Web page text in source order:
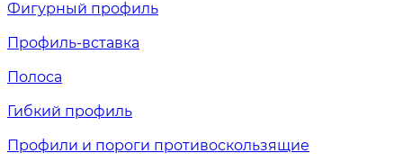
Фигурный профиль
Профиль-вставка
Полоса
Гибкий профиль
Профили и пороги противоскользящие